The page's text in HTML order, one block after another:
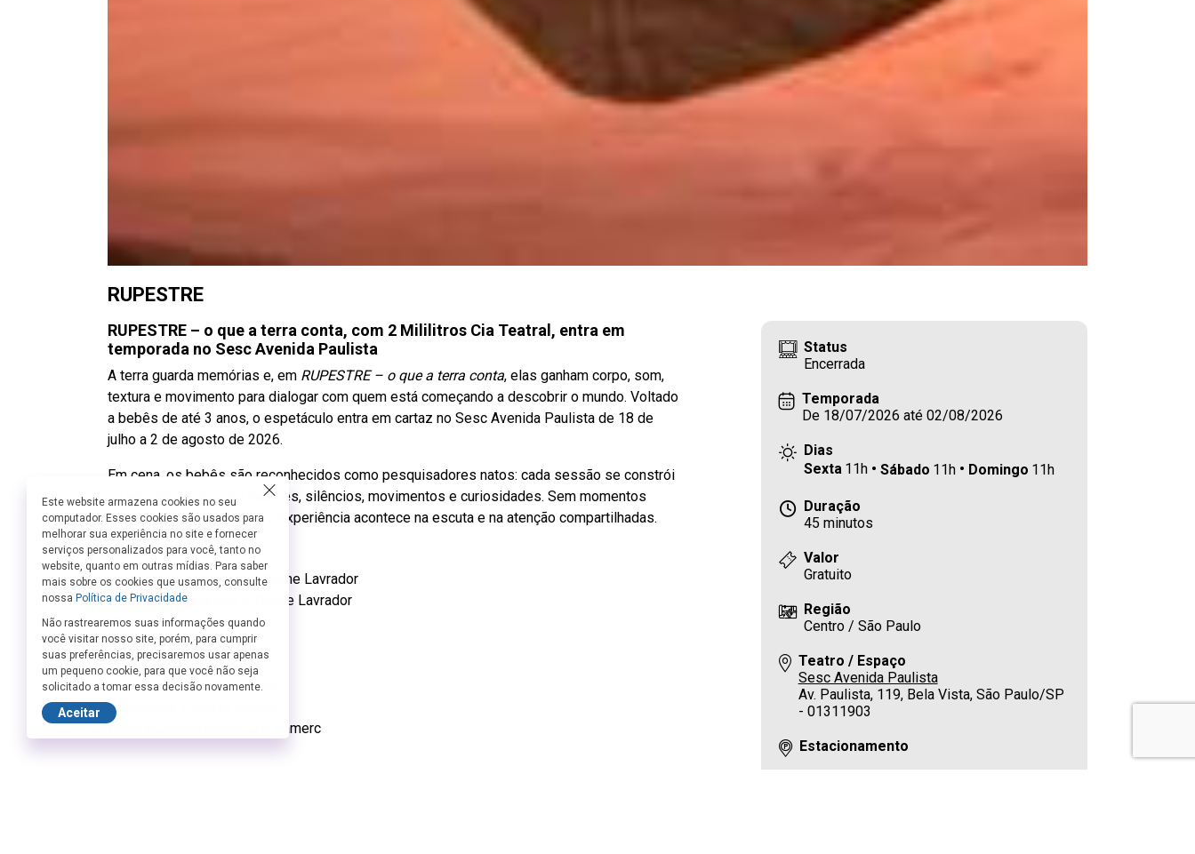
RUPESTRE
RUPESTRE – o que a terra conta, com 2 Mililitros Cia Teatral, entra em
temporada no Sesc Avenida Paulista
A terra guarda memórias e, em RUPESTRE – o que a terra conta, elas ganham corpo, som,
textura e movimento para dialogar com quem está começando a descobrir o mundo. Voltado
a bebês de até 3 anos, o espetáculo entra em cartaz no Sesc Avenida Paulista de 18 de
julho a 2 de agosto de 2026.
Em cena, os bebês são reconhecidos como pesquisadores natos: cada sessão se constrói
no encontro com suas reações, silêncios, movimentos e curiosidades. Sem momentos
delimitados de interação, a experiência acontece na escuta e na atenção compartilhadas.
Ficha Técnica:
Direção: Júlia Mariano e Thiane Lavrador
Elenco: Júlia Mariano e Thiane Lavrador
Stand-in: Ana Carolina Inuy
Figurinos: Karine Lopes
Trilha Sonora: Igor Souza
Iluminação: Ariel Rodrigues
Cenografia: Lorenza Gioppo
Material audiovisual: Lyvia Gamerc
Status
Encerrada
Temporada
De 18/07/2026 até 02/08/2026
Dias
Sexta 11h Sábado 11h Domingo 11h
Duração
45 minutos
Valor
Gratuito
Região
Centro / São Paulo
Teatro / Espaço
Sesc Avenida Paulista
Av. Paulista, 119, Bela Vista, São Paulo/SP
- 01311903
Estacionamento
Este website armazena cookies no seu
computador. Esses cookies são usados para
melhorar sua experiência no site e fornecer
serviços personalizados para você, tanto no
website, quanto em outras mídias. Para saber
mais sobre os cookies que usamos, consulte
nossa Política de Privacidade
Não rastrearemos suas informações quando
você visitar nosso site, porém, para cumprir
suas preferências, precisaremos usar apenas
um pequeno cookie, para que você não seja
solicitado a tomar essa decisão novamente.
Aceitar